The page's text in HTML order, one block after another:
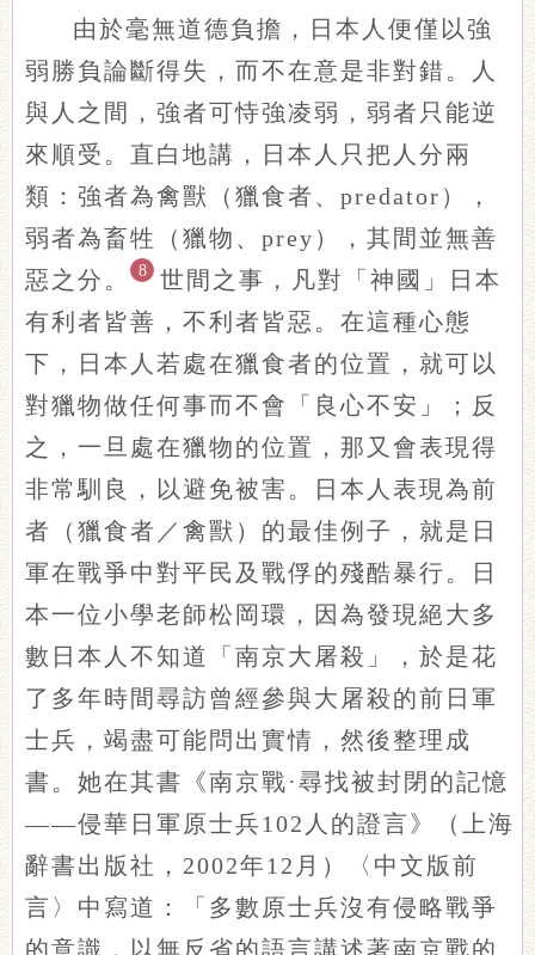
由於毫無道德負擔，日本人便僅以強
弱勝負論斷得失，而不在意是非對錯。人
與人之間，強者可恃強凌弱，弱者只能逆
來順受。直白地講，日本人只把人分兩
類：強者為禽獸（獵食者、predator），
弱者為畜牲（獵物、prey），其間並無善
惡之分。
8
世間之事，凡對「神國」日本
有利者皆善，不利者皆惡。在這種心態
下，日本人若處在獵食者的位置，就可以
對獵物做任何事而不會「良心不安」；反
之，一旦處在獵物的位置，那又會表現得
非常馴良，以避免被害。日本人表現為前
者（獵食者／禽獸）的最佳例子，就是日
軍在戰爭中對平民及戰俘的殘酷暴行。日
本一位小學老師松岡環，因為發現絕大多
數日本人不知道「南京大屠殺」，於是花
了多年時間尋訪曾經參與大屠殺的前日軍
士兵，竭盡可能問出實情，然後整理成
書。她在其書《南京戰·尋找被封閉的記憶
——侵華日軍原士兵102人的證言》（上海
辭書出版社，2002年12月）〈中文版前
言〉中寫道：「多數原士兵沒有侵略戰爭
的意識，以無反省的語言講述著南京戰的